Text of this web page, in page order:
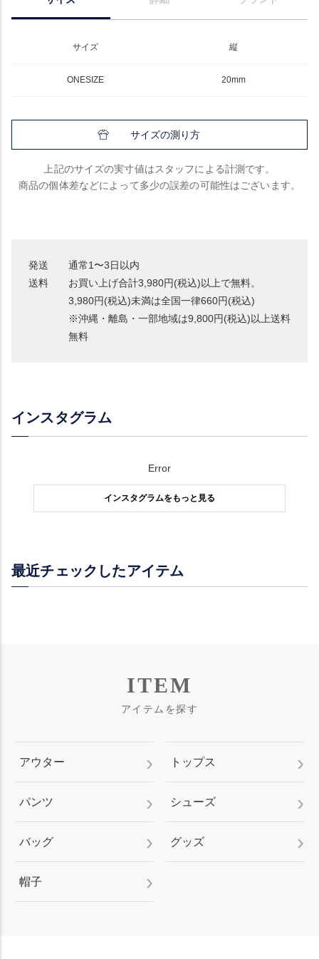
サイズ 縦
ONESIZE 20mm
サイズの測り方
上記のサイズの実寸値はスタッフによる計測です。
商品の個体差などによって多少の誤差の可能性はございます。
発送
通常1〜3日以内
送料
お買い上げ合計3,980円(税込)以上で無料。
3,980円(税込)未満は全国一律660円(税込)
※沖縄・離島・一部地域は9,800円(税込)以上送料
無料
インスタグラム
Error
インスタグラムをもっと見る
最近チェックしたアイテム
ITEM
アイテムを探す
アウター トップス
パンツ シューズ
バッグ グッズ
帽子